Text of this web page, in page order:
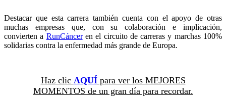
Destacar que esta carrera también cuenta con el apoyo de otras
muchas empresas que, con su colaboración e implicación,
convierten a RunCánceren el circuito de carreras y marchas 100%
solidarias contra la enfermedad más grande de Europa.
Haz clic AQUÍpara ver los MEJORES
MOMENTOS de un gran día para recordar.